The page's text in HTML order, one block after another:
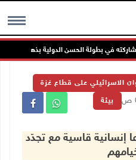
MENU
في بطولة الحسن الدولية بذهبية وبرونزية
الاسرائيلي على قطاع غزة
بيئة
إنسانية قاسية مع تجدّد